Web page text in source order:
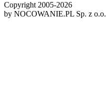
Copyright 2005-2026
by NOCOWANIE.PL Sp. z o.o.